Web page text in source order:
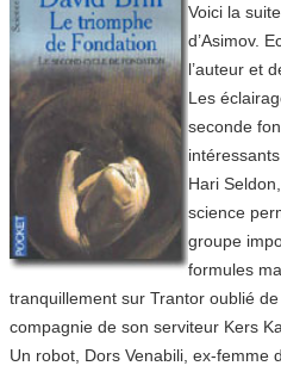
Voici la
d’Asimov.
l’auteur et
Les
seconde
Hari
science
groupe
formules
tranquillement sur Trantor oublié
compagnie de son serviteur Kers
Un robot, Dors Venabili, ex-femme